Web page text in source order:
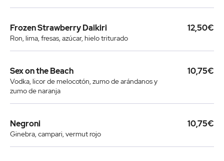
Frozen Strawberry Daikiri
Ron, lima, fresas, azúcar, hielo triturado
12,50€
Sex on the Beach
Vodka, licor de melocotón, zumo de arándanos y
zumo de naranja
10,75€
Negroni
Ginebra, campari, vermut rojo
10,75€